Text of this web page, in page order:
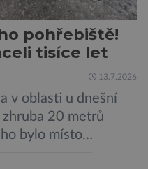
pohřebiště!
tisíce let
13.7.2026
v oblasti u dnešní
20 metrů
bylo místo